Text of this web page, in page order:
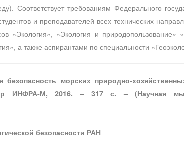
Соответствует требованиям Федерального
и преподавателей всех технических
«Экология», «Экология и
а также аспирантами по специальности
морских природно-
ИНФРА-М, 2016. – 317 с. – (Научная
безопасности РАН